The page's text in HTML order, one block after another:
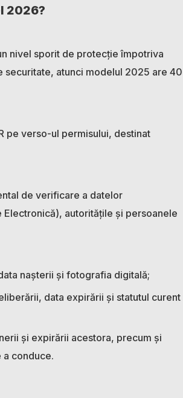
2026?
nivel sporit de protecție împotriva
securitate, atunci modelul 2025 are 40
pe verso-ul permisului, destinat
de verificare a datelor
autoritățile și persoanele
nașterii și fotografia digitală;
data expirării și statutul curent
și expirării acestora, precum și
conduce.